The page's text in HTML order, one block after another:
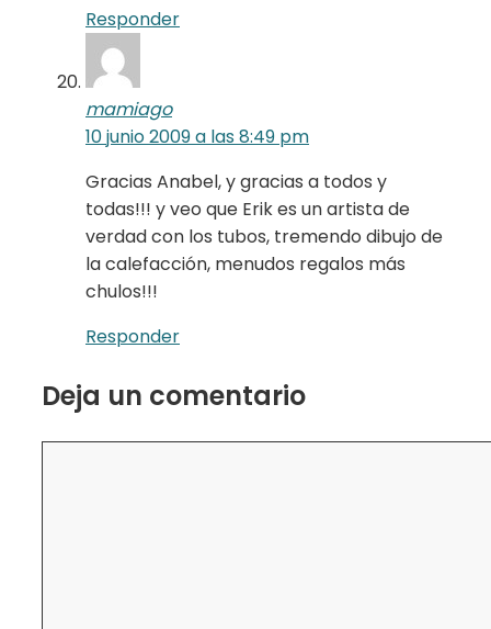
Responder
mamiago
10 junio 2009 a las 8:49 pm
Gracias Anabel, y gracias a todos y
todas!!! y veo que Erik es un artista de
verdad con los tubos, tremendo dibujo de
la calefacción, menudos regalos más
chulos!!!
Responder
Deja un comentario